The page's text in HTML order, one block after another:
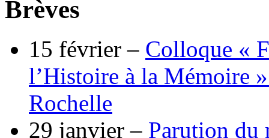
Brèves
15 février – Colloque «
l’Histoire à la Mémoire
Rochelle
29 janvier – Parution du